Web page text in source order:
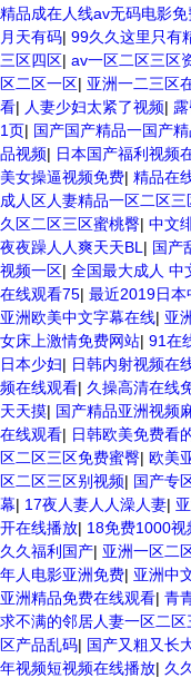
精品成在人线av无码电影免
月天有码| 99久久这里只有
三区四区| av一区二区三区
区二区一区| 亚洲一二三区
看| 人妻少妇太紧了视频|
1页| 国产国产精品一国产精
品视频| 日本国产福利视频
美女操逼视频免费| 精品在
成人区人妻精品一区二区三
久区二区三区蜜桃臀| 中文
夜夜躁人人爽天天BL | 国产
视频一区| 全国最大成人 中
在线观看75| 最近2019日本
亚洲欧美中文字幕在线| 亚
女床上激情免费网站| 91在
日本少妇| 日韩内射视频在
频在线观看| 久操高清在线
天天摸| 国产精品亚洲视频
在线观看| 日韩欧美免费看
区二区三区免费蜜臀| 欧美
区二区三区别视频| 国产专
幕| 17夜人妻人人澡人妻|
开在线播放| 18免费1000视
久久福利国产| 亚洲一区二
年人电影亚洲免费| 亚洲中
亚洲精品免费在线观看| 青
求不满的邻居人妻一区二区
区产品乱码| 国产又粗又长
年视频短视频在线播放| 久